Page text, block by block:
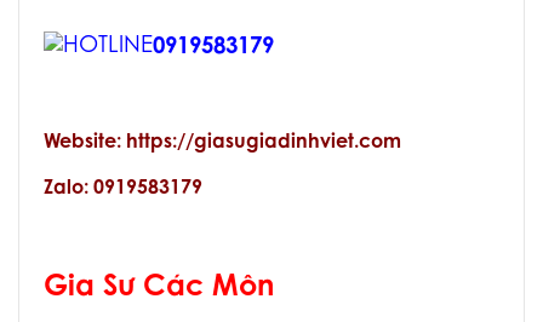
0919583179
Website: https://giasugiadinhviet.com
Zalo: 0919583179
Gia Sư Các Môn